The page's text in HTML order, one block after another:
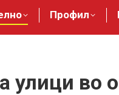
Профил
улици во